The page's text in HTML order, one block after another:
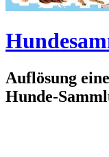
Auflösung
Hunde-